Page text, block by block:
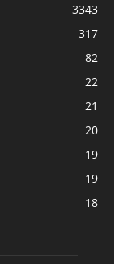
3343
317
82
22
21
20
19
19
18